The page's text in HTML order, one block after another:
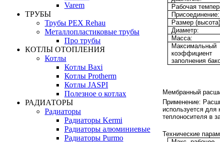
Varem
ТРУБЫ
Трубы PEX Rehau
Металлопластиковые трубы
Про трубы
КОТЛЫ ОТОПЛЕНИЯ
Котлы
Котлы Baxi
Котлы Protherm
Котлы JASPI
Полезное о котлах
РАДИАТОРЫ
Радиаторы
Радиаторы Kermi
Радиаторы алюминиевые
Радиаторы Purmo
Рабочая
Присоединение:
Размер
Диаметр:
Масса:
Максимальный
коэффициент
заполнения
Мембранный
Применение:
используется для
теплоносителя в
Технические